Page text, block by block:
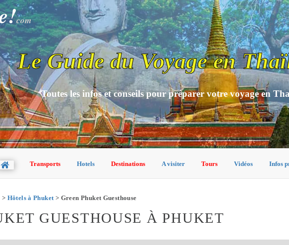
com
Le Guide du Voyage en
Toutes les infos et conseils pour préparer votre voyage en
Transports Hotels Destinations A visiter Tours Vidéos Infos
> Hôtels à Phuket> Green Phuket Guesthouse
GUESTHOUSE À PHUKET